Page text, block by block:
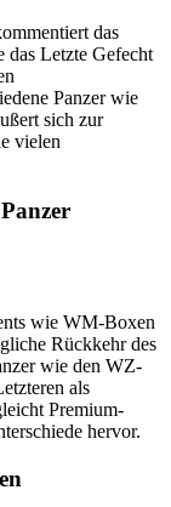
das
das Letzte Gefecht
Panzer wie
sich zur
vielen
wie WM-Boxen
Rückkehr des
wie den WZ-
als
Premium-
hervor.